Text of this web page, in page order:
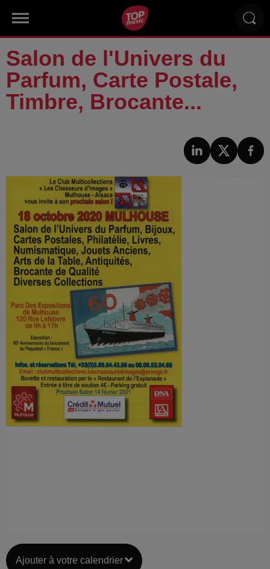
Salon de l'Univers du
Parfum, Carte Postale,
Timbre, Brocante...
Ajouter à votre calendrier